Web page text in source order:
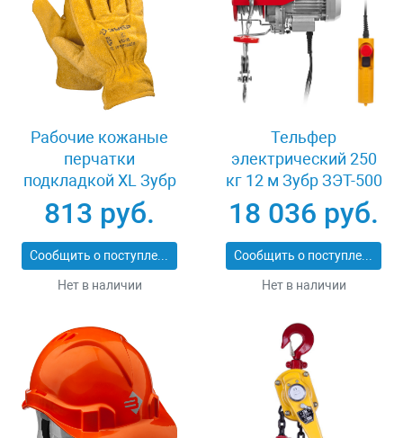
Рабочие кожаные
перчатки
подкладкой XL Зубр
МАСТЕР 1135-XL
813 руб.
Сообщить о поступлении
Нет в наличии
Тельфер
электрический 250
кг 12 м Зубр ЗЭТ-500
18 036 руб.
Сообщить о поступлении
Нет в наличии